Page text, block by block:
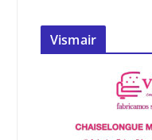
Vismair